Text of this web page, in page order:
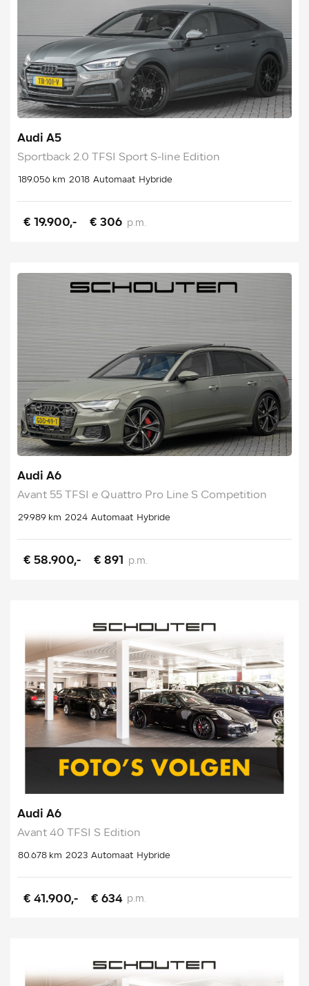
Audi A5
Sportback 2.0 TFSI Sport S-line Edition
189.056 km 2018 Automaat Hybride
€ 19.900,- € 306 p.m.
Audi A6
Avant 55 TFSI e Quattro Pro Line S Competition
29.989 km 2024 Automaat Hybride
€ 58.900,- € 891 p.m.
Audi A6
Avant 40 TFSI S Edition
80.678 km 2023 Automaat Hybride
€ 41.900,- € 634 p.m.